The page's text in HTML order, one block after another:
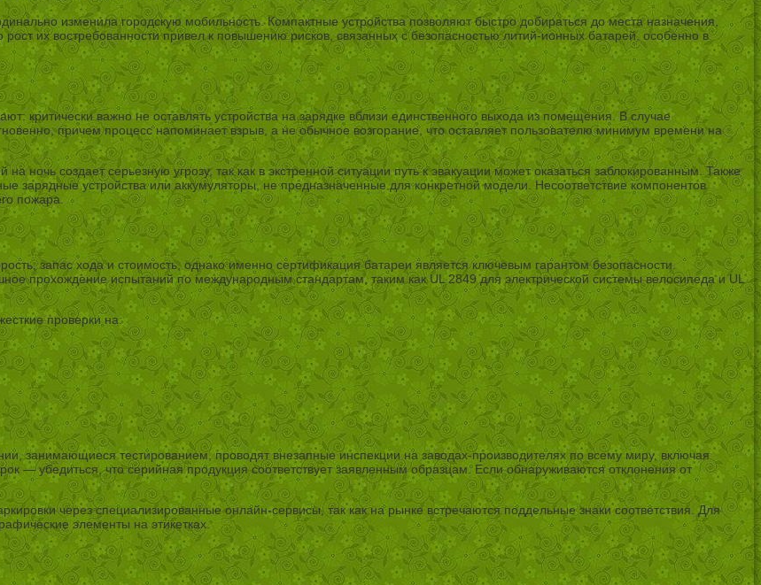
изменила городскую мобильность. Компактные устройства позволяют быстро добираться до места назначения,
их востребованности привел к повышению рисков, связанных с безопасностью литий-ионных батарей, особенно в
критически важно не оставлять устройства на зарядке вблизи единственного выхода из помещения. В случае
причем процесс напоминает взрыв, а не обычное возгорание, что оставляет пользователю минимум времени на
ночь создает серьезную угрозу, так как в экстренной ситуации путь к эвакуации может оказаться заблокированным. Также
зарядные устройства или аккумуляторы, не предназначенные для конкретной модели. Несоответствие компонентов
пожара.
запас хода и стоимость, однако именно сертификация батареи является ключевым гарантом безопасности.
прохождение испытаний по международным стандартам, таким как UL 2849 для электрической системы велосипеда и UL
проверки на:
занимающиеся тестированием, проводят внезапные инспекции на заводах-производителях по всему миру, включая
— убедиться, что серийная продукция соответствует заявленным образцам. Если обнаруживаются отклонения от
через специализированные онлайн-сервисы, так как на рынке встречаются поддельные знаки соответствия. Для
элементы на этикетках.